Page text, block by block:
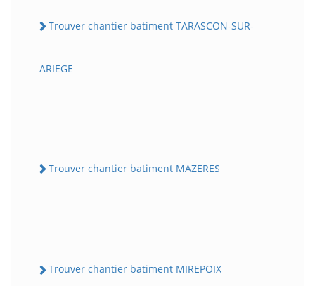
Trouver chantier batiment TARASCON-SUR-
ARIEGE
Trouver chantier batiment MAZERES
Trouver chantier batiment MIREPOIX